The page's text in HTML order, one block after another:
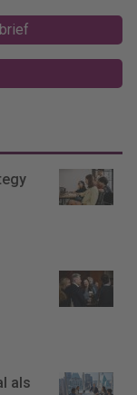
als